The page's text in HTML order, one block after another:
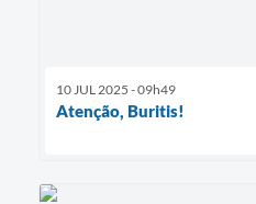
10 JUL 2025 - 09h49
Atenção, Buritis!